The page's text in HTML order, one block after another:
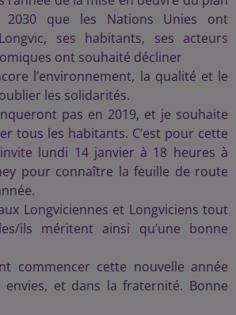
2030 que les Nations Unies ont
ses habitants, ses acteurs
ont souhaité décliner
l’environnement, la qualité et le
les solidarités.
pas en 2019, et je souhaite
tous les habitants. C’est pour cette
lundi 14 janvier à 18 heures à
pour connaître la feuille de route
Longviciennes et Longviciens tout
ils méritent ainsi qu’une bonne
commencer cette nouvelle année
envies, et dans la fraternité. Bonne